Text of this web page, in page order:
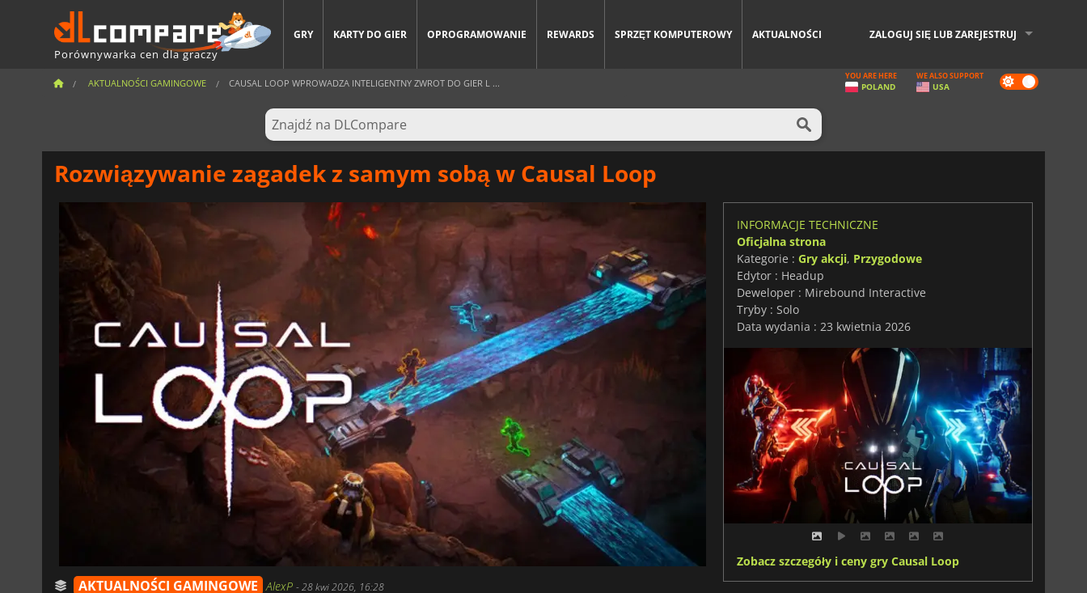
Porównywarka cen dla graczy
GRY KARTY DO GIER OPROGRAMOWANIE REWARDS SPRZĘT KOMPUTEROWY AKTUALNOŚCI ZALOGUJ SIĘ LUB ZAREJESTRUJ
AKTUALNOŚCI GAMINGOWE CAUSAL LOOP WPROWADZA INTELIGENTNY ZWROT DO GIER L ... Dark
mode
YOU ARE HERE
POLAND
WE ALSO SUPPORT
USA
Rozwiązywanie zagadek z samym sobą w Causal Loop
AKTUALNOŚCI GAMINGOWE AlexP -28 kwi 2026, 16:28
INFORMACJE TECHNICZNE
Oficjalna strona
Kategorie : Gry akcji, Przygodowe
Edytor : Headup
Deweloper : Mirebound Interactive
Tryby : Solo
Data wydania : 23 kwietnia 2026
Zobacz szczegóły i ceny gry Causal Loop